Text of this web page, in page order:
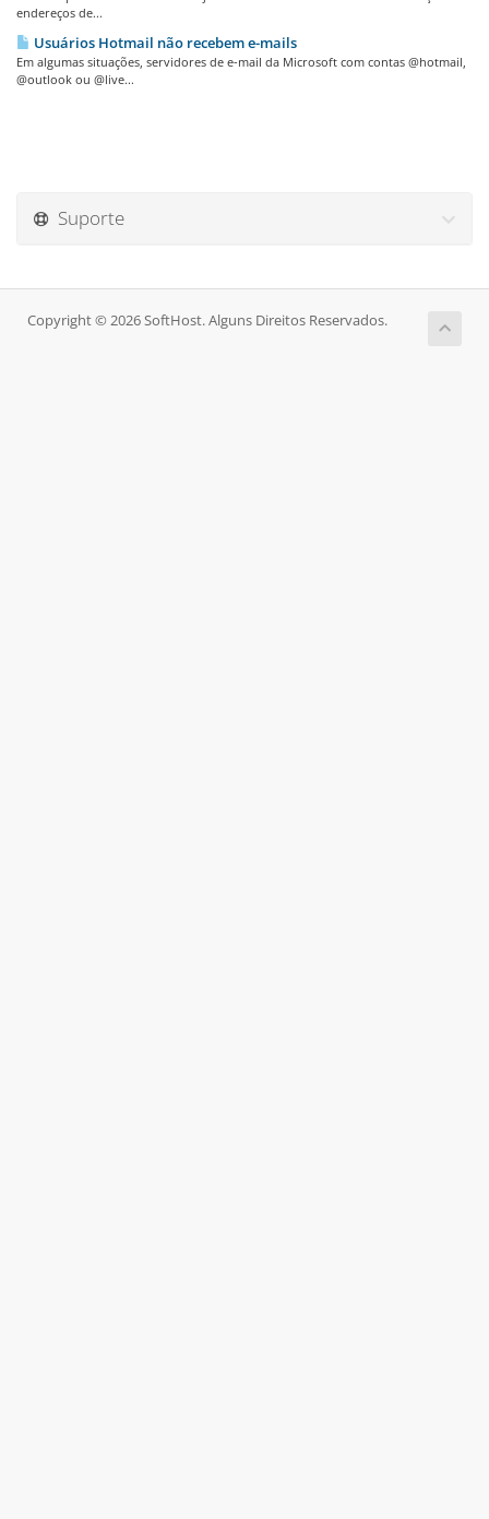
endereços de...
Usuários Hotmail não recebem e-mails
Em algumas situações, servidores de e-mail da Microsoft com contas @hotmail,
@outlook ou @live...
Suporte
Copyright © 2026 SoftHost. Alguns Direitos Reservados.